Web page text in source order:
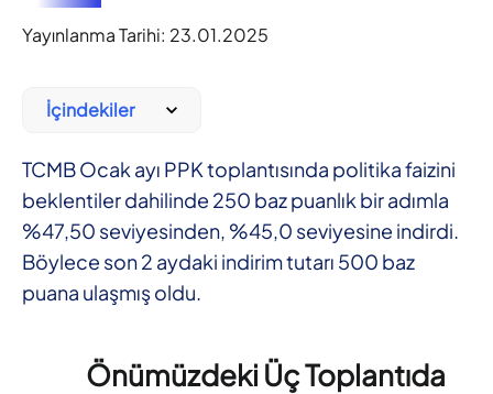
Yayınlanma Tarihi: 23.01.2025
İçindekiler
TCMB Ocak ayı PPK toplantısında politika faizini
beklentiler dahilinde 250 baz puanlık bir adımla
%47,50 seviyesinden, %45,0 seviyesine indirdi.
Böylece son 2 aydaki indirim tutarı 500 baz
puana ulaşmış oldu.
Önümüzdeki Üç Toplantıda